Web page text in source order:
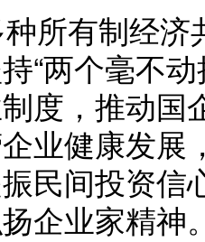
有制经济
“两个毫不
度，推动国
业健康发展
民间投资信
企业家精神